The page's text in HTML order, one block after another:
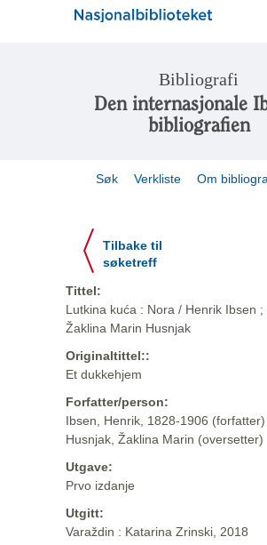
Bibliografi
Den internasjonale
bibliografien
Søk Verkliste Om
Tilbake til
søketreff
Tittel:
Lutkina kuća : Nora / Henrik Ibsen ;
Žaklina Marin Husnjak
Originaltittel::
Et dukkehjem
Forfatter/person:
Ibsen, Henrik, 1828-1906 (forfatter)
Husnjak, Žaklina Marin (oversetter)
Utgave:
Prvo izdanje
Utgitt:
Varaždin : Katarina Zrinski, 2018